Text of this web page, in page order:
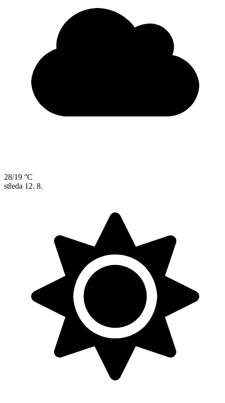
28/19 °C
středa 12. 8.